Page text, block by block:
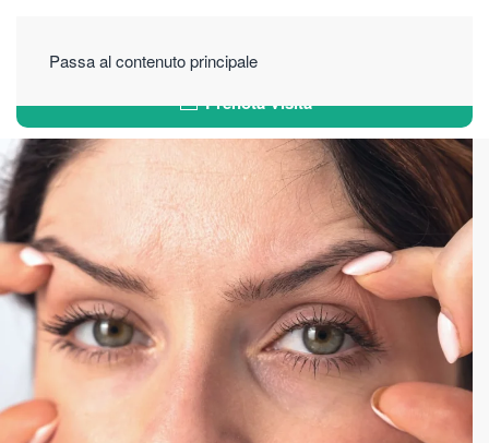
Passa al contenuto principale
Prenota Visita